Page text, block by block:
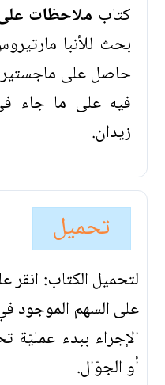
كتاب ملاحظات
بحث للأنبا
حاصل على
فيه على ما جاء
زيدان.
تحميل
لتحميل الكتاب: انقر
على السهم الموجود
الإجراء ببدء
أو الجوّال.